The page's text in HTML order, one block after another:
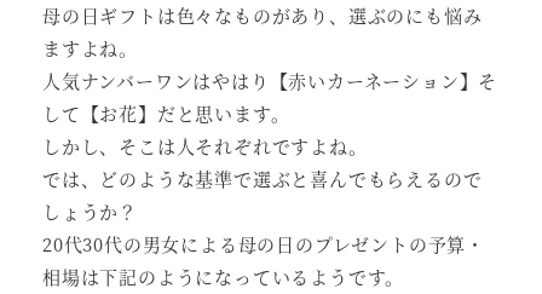
母の日ギフトは色々なものがあり、選ぶのにも悩み
ますよね。
人気ナンバーワンはやはり【赤いカーネーション】そ
して【お花】だと思います。
しかし、そこは人それぞれですよね。
では、どのような基準で選ぶと喜んでもらえるので
しょうか？
20代30代の男女による母の日のプレゼントの予算・
相場は下記のようになっているようです。